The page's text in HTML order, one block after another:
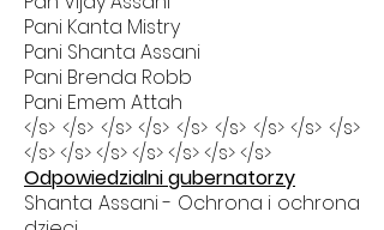
Pani Kanta Mistry
Pani Shanta Assani
Pani Brenda Robb
Pani Emem Attah
</s> </s> </s> </s> </s> </s> </s> </s> </s>
</s> </s> </s> </s> </s> </s> </s>
Odpowiedzialni gubernatorzy
Shanta Assani - Ochrona i ochrona